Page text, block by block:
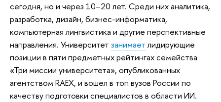
сегодня, но и через 10–20 лет. Среди них аналитика,
разработка, дизайн, бизнес-информатика,
компьютерная лингвистика и другие перспективные
направления. Университет занимаетлидирующие
позиции в пяти предметных рейтингах семейства
«Три миссии университета», опубликованных
агентством RAEX, и вошел в топ вузов России по
качеству подготовки специалистов в области ИИ.